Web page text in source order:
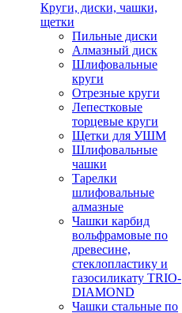
Круги, диски, чашки,
щетки
Пильные диски
Алмазный диск
Шлифовальные
круги
Отрезные круги
Лепестковые
торцевые круги
Щетки для УШМ
Шлифовальные
чашки
Тарелки
шлифовальные
алмазные
Чашки карбид
вольфрамовые по
древесине,
стеклопластику и
газосиликату TRIO-
DIAMOND
Чашки стальные по